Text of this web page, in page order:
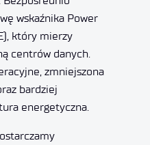
wskaźnika Power
który mierzy
centrów danych.
zmniejszona
bardziej
energetyczna.